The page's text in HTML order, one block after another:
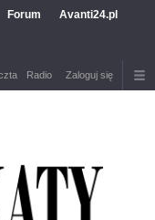
Forum Avanti24.pl
Radio Zaloguj się